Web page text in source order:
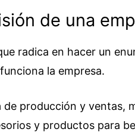
de una
radica en hacer un
la empresa.
de producción y ventas,
y productos para